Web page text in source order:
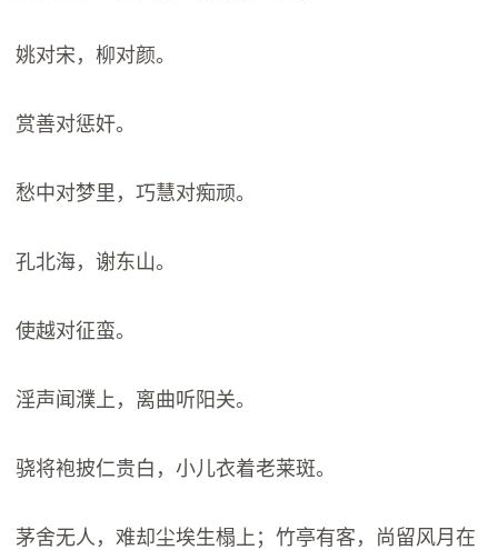
姚对宋，柳对颜。
赏善对惩奸。
愁中对梦里，巧慧对痴顽。
孔北海，谢东山。
使越对征蛮。
淫声闻濮上，离曲听阳关。
骁将袍披仁贵白，小儿衣着老莱斑。
茅舍无人，难却尘埃生榻上；竹亭有客，尚留风月在